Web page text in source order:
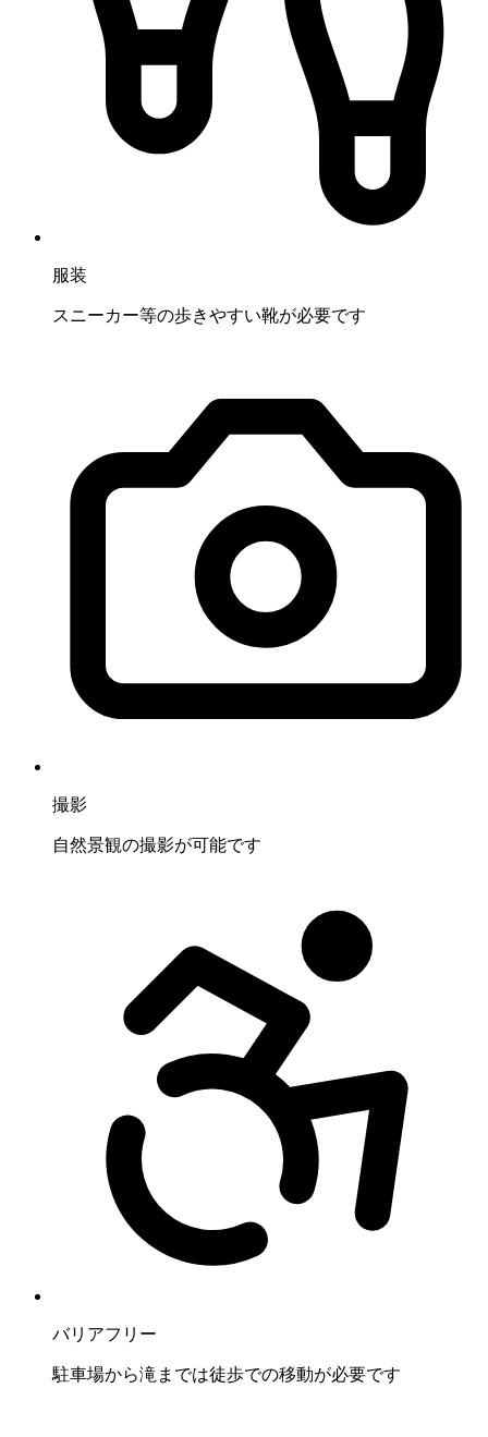
服装
スニーカー等の歩きやすい靴が必要です
撮影
自然景観の撮影が可能です
バリアフリー
駐車場から滝までは徒歩での移動が必要です